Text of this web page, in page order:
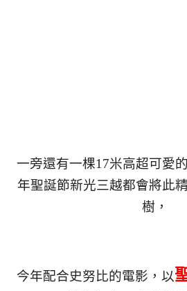
一旁還有一棵17米高超可愛的
年聖誕節新光三越都會將此
樹，
今年配合史努比的電影，以